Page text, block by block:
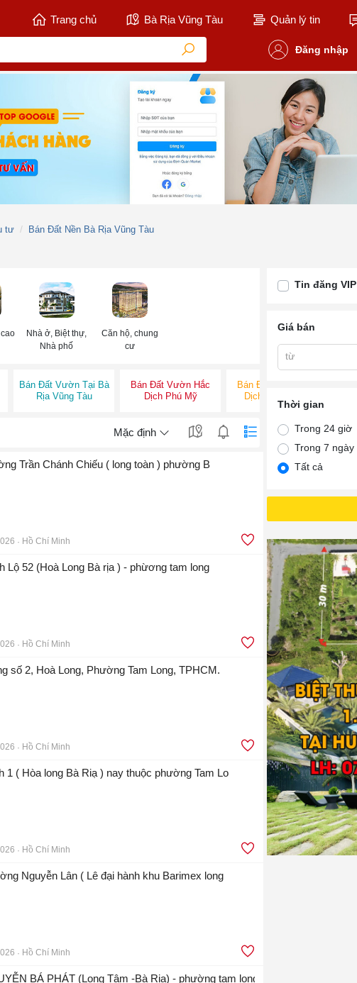
Trang chủ Bà Rịa Vũng Tàu Quản lý tin
Đăng nhập
tư Bán Đất Nền Bà Rịa Vũng Tàu
Nhà ở, Biệt thự,
Nhà phố
Căn hộ, chung
cư
Bán Đất Vườn Tại Bà
Rịa Vũng Tàu
Bán Đất Vườn Hắc
Dịch Phú Mỹ
Bán Đất Vườn Hắc
Dịch Tân Thành
Mặc định
Trần Chánh Chiếu ( long toàn ) phường B
Hồ Chí Minh
Lộ 52 (Hoà Long Bà rịa ) - phừơng tam long
Hồ Chí Minh
số 2, Hoà Long, Phường Tam Long, TPHCM.
Hồ Chí Minh
1 ( Hòa long Bà Riạ ) nay thuộc phường Tam Lo
Hồ Chí Minh
Nguyễn Lân ( Lê đại hành khu Barimex long
Hồ Chí Minh
BÁ PHÁT (Long Tâm -Bà Rịa) - phường tam long
Tin đăng VIP
Giá bán
từ
Thời gian
Trong 24 giờ
Trong 7 ngày
Tất cả